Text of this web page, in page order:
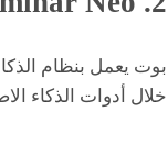
خلال أدوات الذكاء